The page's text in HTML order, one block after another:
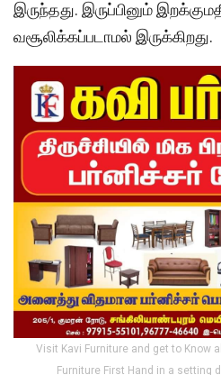
இருந்தது. இருப்பினும்
வசூலிக்கப்படாமல் இருக்கிறது.
Visit Kavi Furniture and get to Know
Furniture First Hand in a setting